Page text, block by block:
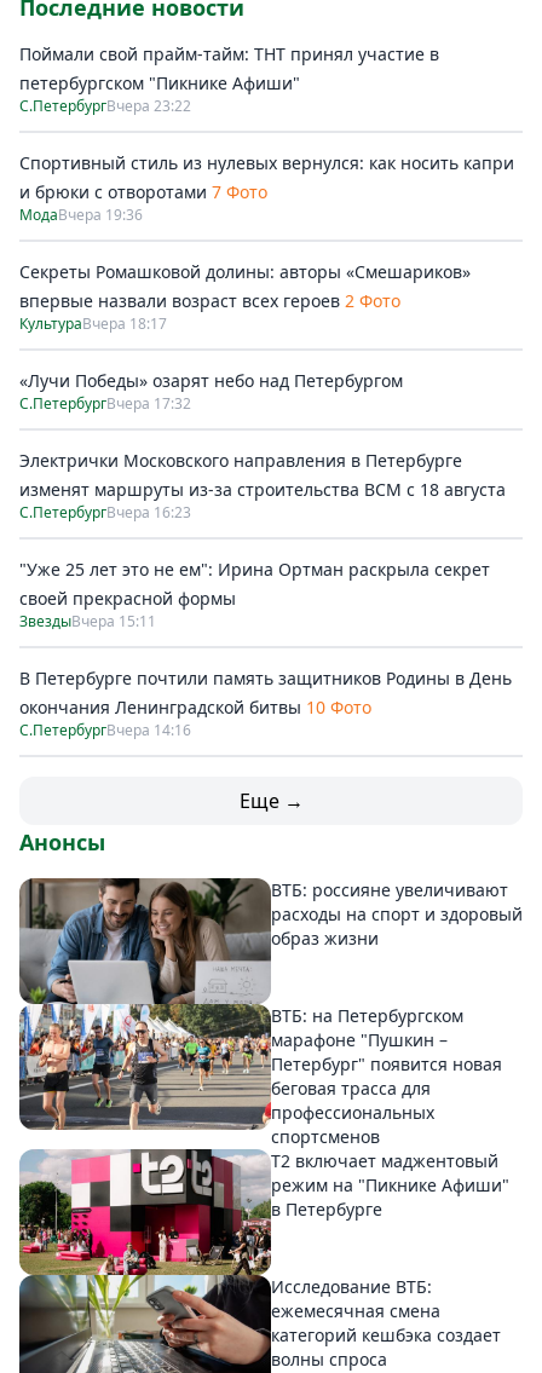
Последние новости
Поймали свой прайм-тайм: ТНТ принял участие в
петербургском "Пикнике Афиши"
С.ПетербургВчера 23:22
Спортивный стиль из нулевых вернулся: как носить капри
и брюки с отворотами 7 Фото
МодаВчера 19:36
Секреты Ромашковой долины: авторы «Смешариков»
впервые назвали возраст всех героев 2 Фото
КультураВчера 18:17
«Лучи Победы» озарят небо над Петербургом
С.ПетербургВчера 17:32
Электрички Московского направления в Петербурге
изменят маршруты из-за строительства ВСМ с 18 августа
С.ПетербургВчера 16:23
"Уже 25 лет это не ем": Ирина Ортман раскрыла секрет
своей прекрасной формы
ЗвездыВчера 15:11
В Петербурге почтили память защитников Родины в День
окончания Ленинградской битвы 10 Фото
С.ПетербургВчера 14:16
Еще →
Анонсы
ВТБ: россияне увеличивают
расходы на спорт и здоровый
образ жизни
ВТБ: на Петербургском
марафоне "Пушкин –
Петербург" появится новая
беговая трасса для
профессиональных
спортсменов
Т2 включает маджентовый
режим на "Пикнике Афиши"
в Петербурге
Исследование ВТБ:
ежемесячная смена
категорий кешбэка создает
волны спроса